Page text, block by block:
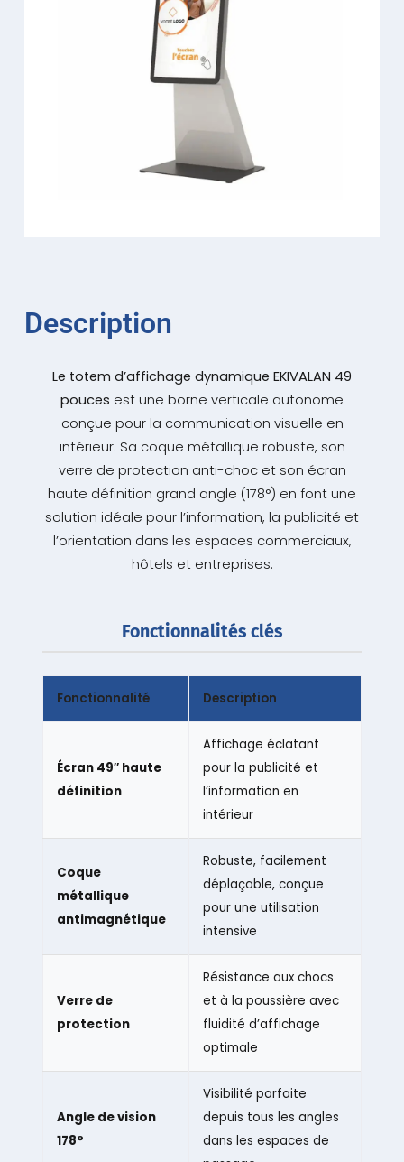
Description
Le totem d’affichage dynamique EKIVALAN 49
pouces est une borne verticale autonome
conçue pour la communication visuelle en
intérieur. Sa coque métallique robuste, son
verre de protection anti-choc et son écran
haute définition grand angle (178°) en font une
solution idéale pour l’information, la publicité et
l’orientation dans les espaces commerciaux,
hôtels et entreprises.
Fonctionnalités clés
Fonctionnalité Description
Écran 49″ haute
définition
Affichage éclatant
pour la publicité et
l’information en
intérieur
Coque
métallique
antimagnétique
Robuste, facilement
déplaçable, conçue
pour une utilisation
intensive
Verre de
protection
Résistance aux chocs
et à la poussière avec
fluidité d’affichage
optimale
Angle de vision
178°
Visibilité parfaite
depuis tous les angles
dans les espaces de